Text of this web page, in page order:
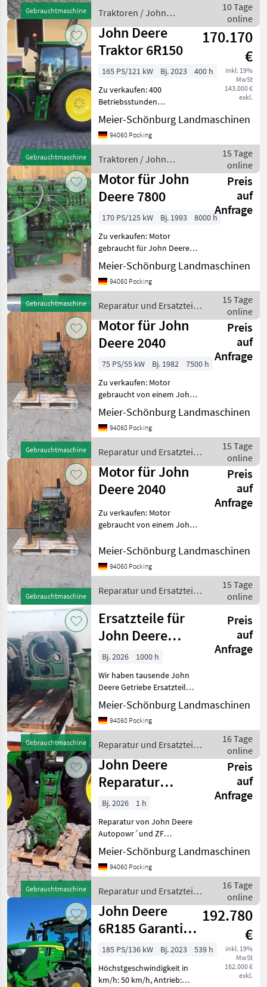
Gebrauchtmaschine
Sensin
Traktoren / John
Deere
10 Tage
online
Gebrauchtmaschine
John Deere
Traktor 6R150
170.170
€
inkl. 19%
MwSt
143.000 €
exkl.
165 PS/121 kW Bj. 2023
400 h
Zu verkaufen: 400
Betriebsstunden
JohnDeere 6R150 4
Zylinder, super Traktor,
Zustand wie neu AutoPowr
ComfortView-Kabine
CommandARM
Meier-Schönburg Landmaschinen
94060 Pocking
Traktoren / John
Deere
15 Tage
online
Gebrauchtmaschine
Motor für John
Deere 7800
Preis
auf
Anfrage
170 PS/125 kW Bj. 1993
8000 h
Zu verkaufen: Motor
gebraucht für John Deere
7800 Wir sind Händler,
Reparaturwerkstatt speziell
für JohnDeere Traktoren an
Tausende n
Meier-Schönburg Landmaschinen
94060 Pocking
Reparatur und Ersatzteile
/ John Deere
15 Tage
online
Gebrauchtmaschine
Motor für John
Deere 2040
Preis
auf
Anfrage
75 PS/55 kW Bj. 1982
7500 h
Zu verkaufen: Motor
gebraucht von einem John
Deere 2040 Passt in 1640,
2040, 2250, 2450. Passt
teilweise auch in 2140, 2250,
und R
Meier-Schönburg Landmaschinen
94060 Pocking
Reparatur und Ersatzteile
/ John Deere
15 Tage
online
Gebrauchtmaschine
Motor für John
Deere 2040
Preis
auf
Anfrage
Zu verkaufen: Motor
gebraucht von einem John
2040, 2250, 2450. Passt
teilweise auch in 2140, 2250,
2650, 2850 Wir sind Händler
Meier-Schönburg Landmaschinen
94060 Pocking
Reparatur und Ersatzteile
/ John Deere
15 Tage
online
Gebrauchtmaschine
Ersatzteile für
John Deere
Getriebe
Preis
auf
Anfrage
Bj. 2026
1000 h
Wir haben tausende John
Deere Getriebe Ersatzteile
am Lager. Alle Typen vom
920 - bis zur aktuellen 6-R
Serie. Wir sind Händler und
f
Meier-Schönburg Landmaschinen
94060 Pocking
Reparatur und Ersatzteile
/ John Deere
16 Tage
online
Gebrauchtmaschine
John Deere
Reparatur
JohnDeere
Autopowr
Getriebe
Preis
auf
Anfrage
Bj. 2026
1 h
Reparatur von John Deere
Autopowr´und ZF
Getriebe: Wir überholen
und reparieren alle John
Deere Getriebe und
PowerQuad, Powershift,
Austausc
Meier-Schönburg Landmaschinen
94060 Pocking
Reparatur und Ersatzteile
/ John Deere
16 Tage
online
John Deere
6R185 Garantie
03/2028
192.780
€
inkl. 19%
MwSt
162.000 €
exkl.
185 PS/136 kW Bj. 2023
539 h
Höchstgeschwindigkeit in
km/h: 50 km/h, Antrieb: